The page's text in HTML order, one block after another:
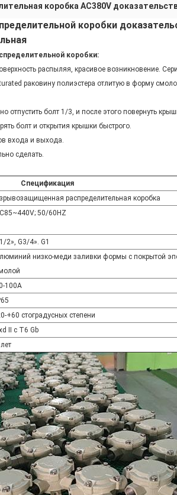
коробка AC380V
коробки
коробки:
распыляя, красивое возникновение.
раковину полиэстера отлитую в форму
отпустить болт 1/3, и после этого повернуть
болт и открытия крышки быстрого.
входа и выхода.
сделать.
Спецификация
распределительная коробка
50/60HZ
2», G3/4». G1
низко-меди заливки формы с покрытой
100A
+60 стоградусных степени
II c T6 Gb